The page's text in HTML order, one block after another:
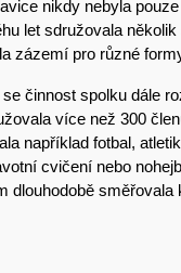
nikdy nebyla
let sdružovala
zázemí pro různé
činnost spolku dále
více než 300
například fotbal,
cvičení nebo
dlouhodobě směřovala